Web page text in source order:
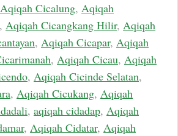
Aqiqah Cicalung, Aqiqah
, Aqiqah Cicangkang Hilir, Aqiqah
, Aqiqah Cicapar, Aqiqah
, Aqiqah Cicau, Aqiqah
, Aqiqah Cicinde Selatan,
, Aqiqah Cicukang, Aqiqah
, aqiqah cidadap, Aqiqah
, Aqiqah Cidatar, Aqiqah